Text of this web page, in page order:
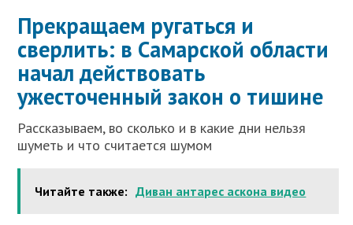
Прекращаем ругаться и
сверлить: в Самарской области
начал действовать
ужесточенный закон о тишине
Рассказываем, во сколько и в какие дни нельзя
шуметь и что считается шумом
Читайте также: Диван антарес аскона видео